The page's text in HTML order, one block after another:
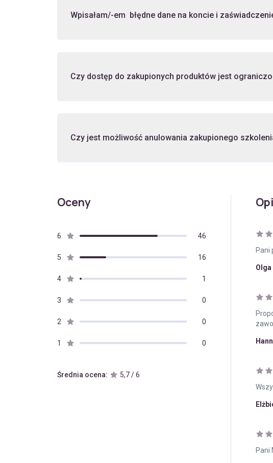
Wpisałam/-em błędne dane na koncie i
Czy dostęp do zakupionych produktów jest
Czy jest możliwość anulowania zakupionego
Oceny
6 46
5 16
4 1
3 0
2 0
1 0
Średnia ocena: 5,7 / 6
Pani
Olga
Pani